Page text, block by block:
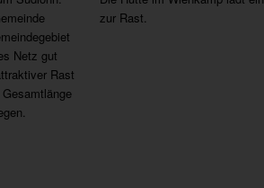
Netz gut
Rast
zur Rast.